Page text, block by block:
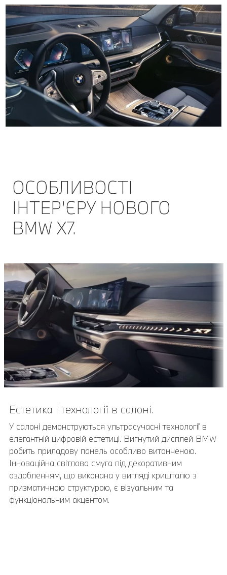
ОСОБЛИВОСТІ
ІНТЕР’ЄРУ НОВОГО
BMW Х7.
Естетика і технології в салоні.
У салоні демонструються ультрасучасні технології в
елегантній цифровій естетиці. Вигнутий дисплей BMW
робить приладову панель особливо витонченою.
Інноваційна світлова смуга під декоративним
оздобленням, що виконана у вигляді кришталю з
призматичною структурою, є візуальним та
функціональним акцентом.